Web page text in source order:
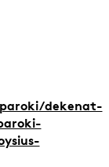
dekenat-